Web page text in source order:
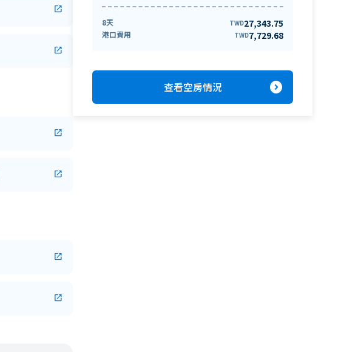
open_in_new
open_in_new
open_in_new
open_in_new
open_in_new
open_in_new
8天 TWD27,343.75
港口費用 TWD7,729.68
查看空房情況 expand_circle_right